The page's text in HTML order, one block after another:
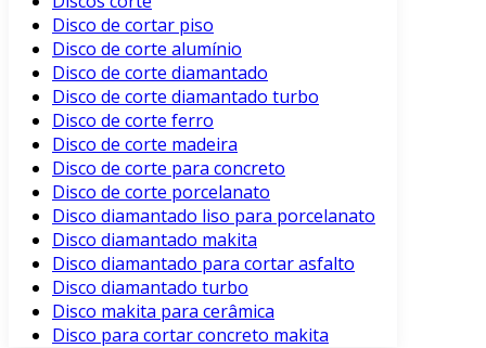
Disco de cortar piso
Disco de corte alumínio
Disco de corte diamantado
Disco de corte diamantado turbo
Disco de corte ferro
Disco de corte madeira
Disco de corte para concreto
Disco de corte porcelanato
Disco diamantado liso para porcelanato
Disco diamantado makita
Disco diamantado para cortar asfalto
Disco diamantado turbo
Disco makita para cerâmica
Disco para cortar concreto makita